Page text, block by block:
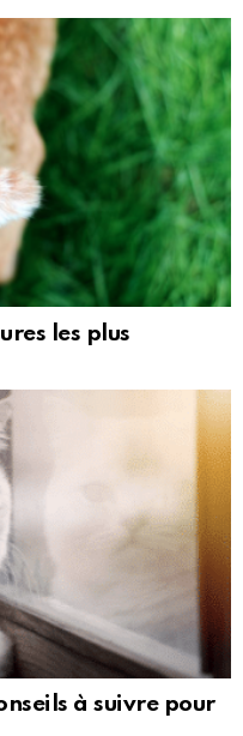
les plus
à suivre pour